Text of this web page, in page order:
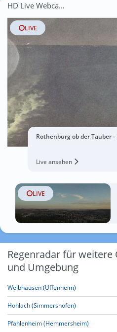
HD Live Webcams Adelhofen
LIVE
Rothenburg ob der Tauber
Live ansehen
LIVE
Regenradar für
und Umgebung
Welbhausen (Uffenheim)
Hohlach (Simmershofen)
Pfahlenheim (Hemmersheim)